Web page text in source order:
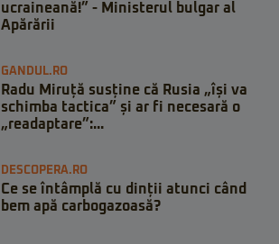
ucraineană!” - Ministerul bulgar al
Apărării
GANDUL.RO
Radu Miruță susține că Rusia „își va
schimba tactica” și ar fi necesară o
„readaptare”:...
DESCOPERA.RO
Ce se întâmplă cu dinții atunci când
bem apă carbogazoasă?